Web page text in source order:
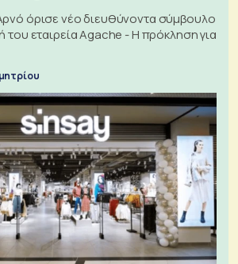
όρισε νέο διευθύνοντα σύμβουλο
του εταιρεία Agache - Η πρόκληση για